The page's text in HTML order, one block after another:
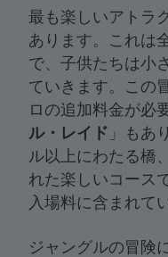
最も楽しいアトラ
あります。これは
で、子供たちは小
ていきます。この
ロの追加料金が必
ル・レイド 」もあ
ル以上にわたる橋
れた楽しいコース
入場料に含まれて
ジャングルの冒険